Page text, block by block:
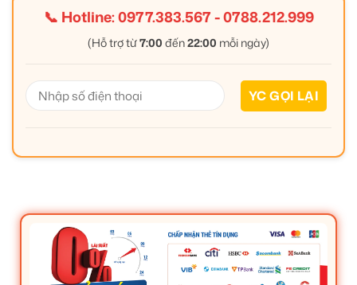
📞 Hotline:0977.383.567-0788.212.999
(Hỗ trợ từ7:00 đến22:00 mỗi ngày)